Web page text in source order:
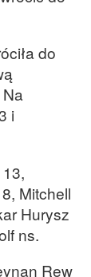
do
i
Mitchell
Hurysz
ns.
Rew